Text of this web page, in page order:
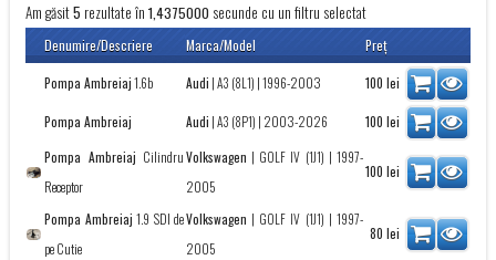
Am găsit5 rezultate în 1,4375000 secunde cu un filtru selectat
Denumire/Descriere Marca/Model
Preţ
Pompa Ambreiaj1.6b Audi |A3 (8L1) | 1996-2003 100 lei
Pompa Ambreiaj Audi |A3 (8P1) | 2003-2026 100 lei
Pompa Ambreiaj Cilindru
Receptor
Volkswagen | GOLF IV (1J1) | 1997-
2005
100 lei
Pompa Ambreiaj 1.9 SDI de
pe Cutie
Volkswagen | GOLF IV (1J1) | 1997-
2005
80 lei